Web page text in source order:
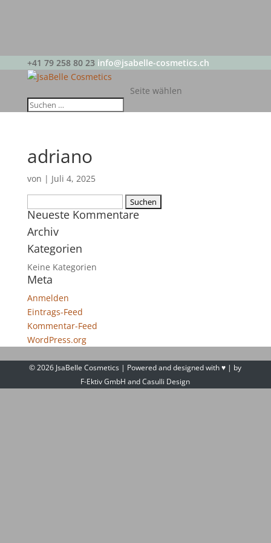
+41 79 258 80 23 info@jsabelle-cosmetics.ch
Seite wählen
adriano
von | Juli 4, 2025
nach:
Neueste Kommentare
Archiv
Kategorien
Keine Kategorien
Meta
Anmelden
Eintrags-Feed
Kommentar-Feed
WordPress.org
© 2026 JsaBelle Cosmetics | Powered and designed with ♥ | by
F-Ektiv GmbH andCasulli Design